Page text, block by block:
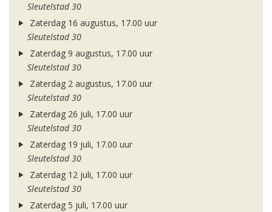
Sleutelstad 30
Zaterdag 16 augustus, 17.00 uur
Sleutelstad 30
Zaterdag 9 augustus, 17.00 uur
Sleutelstad 30
Zaterdag 2 augustus, 17.00 uur
Sleutelstad 30
Zaterdag 26 juli, 17.00 uur
Sleutelstad 30
Zaterdag 19 juli, 17.00 uur
Sleutelstad 30
Zaterdag 12 juli, 17.00 uur
Sleutelstad 30
Zaterdag 5 juli, 17.00 uur